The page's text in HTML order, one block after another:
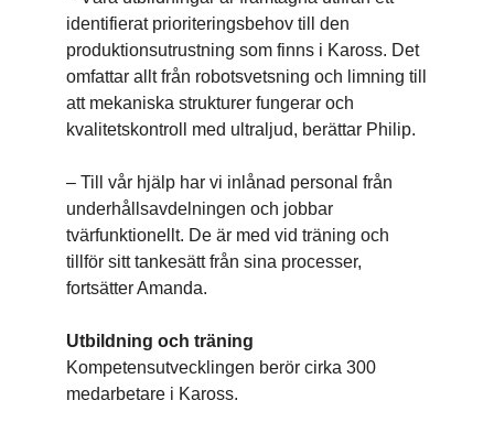
identifierat prioriteringsbehov till den
produktionsutrustning som finns i Kaross. Det
omfattar allt från robotsvetsning och limning till
att mekaniska strukturer fungerar och
kvalitetskontroll med ultraljud, berättar Philip.
– Till vår hjälp har vi inlånad personal från
underhållsavdelningen och jobbar
tvärfunktionellt. De är med vid träning och
tillför sitt tankesätt från sina processer,
fortsätter Amanda.
Utbildning och träning
Kompetensutvecklingen berör cirka 300
medarbetare i Kaross.